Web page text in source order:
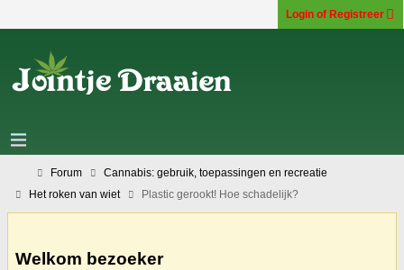
Login of Registreer
Forum
Cannabis: gebruik, toepassingen en recreatie
Het roken van wiet
Plastic gerookt! Hoe schadelijk?
Welkom bezoeker